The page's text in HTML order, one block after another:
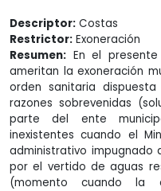
Descriptor: Costas
Restrictor: Exoneración
Resumen: En el
ameritan la exoneración
orden sanitaria
razones sobrevenidas
parte del ente
inexistentes cuando el
administrativo impugnado
por el vertido de aguas
(momento cuando la